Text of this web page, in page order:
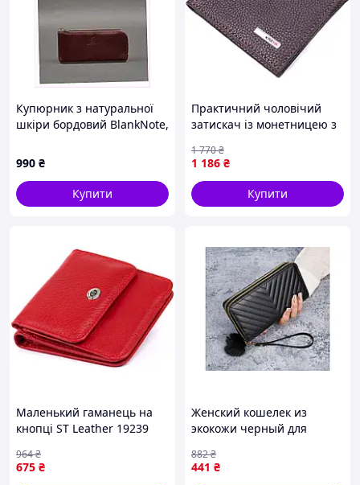
Купюрник з натуральної
шкіри бордовий BlankNote,
990 ₴
Купити
Практичний чоловічий
затискач із монетницею з
21404 Коричневий D9-2025
1 186 ₴
1 770₴
Купити
Маленький гаманець на
кнопці ST Leather 19239
675 ₴
964₴
Женский кошелек из
экокожи черный для
использования с
ортопедическими
441 ₴
882₴